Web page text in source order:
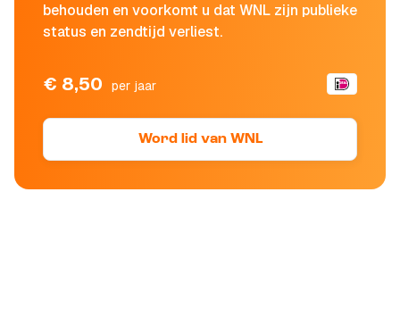
behouden en voorkomt u dat WNL zijn publieke
status en zendtijd verliest.
€ 8,50 per jaar
Word lid van WNL